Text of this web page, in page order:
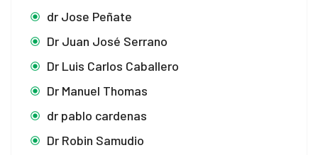
dr Jose Peñate
Dr Juan José Serrano
Dr Luis Carlos Caballero
Dr Manuel Thomas
dr pablo cardenas
Dr Robin Samudio